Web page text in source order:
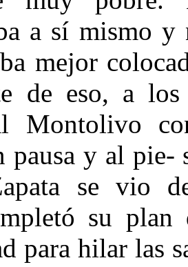
a sí mismo
mejor
de eso, a
Montolivo
pausa y al
se vio
su plan
para hilar las